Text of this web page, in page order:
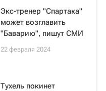
Экс-тренер "Спартака"
может возглавить
"Баварию", пишут СМИ
22 февраля 2024
Тухель покинет